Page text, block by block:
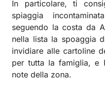
In particolare, ti
spiaggia
seguendo la costa da
nella lista la spoaggia
invidiare alle cartoline
per tutta la famiglia, e
note della zona.